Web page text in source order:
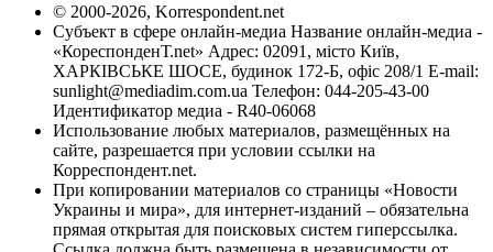
© 2000-2026, Korrespondent.net
Субъект в сфере онлайн-медиа Название онлайн-медиа -
«КореспонденТ.net» Адрес: 02091, місто Київ,
ХАРКІВСЬКЕ ШОСЕ, будинок 172-Б, офіс 208/1 E-mail:
sunlight@mediadim.com.ua Телефон: 044-205-43-00
Идентификатор медиа - R40-06068
Использование любых материалов, размещённых на
сайте, разрешается при условии ссылки на
Корреспондент.net.
При копировании материалов со страницы «Новости
Украины и мира», для интернет-изданий – обязательна
прямая открытая для поисковых систем гиперссылка.